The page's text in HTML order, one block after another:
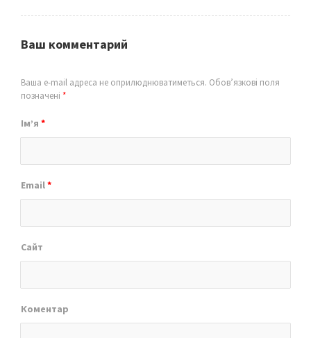
Ваш комментарий
Ваша e-mail адреса не оприлюднюватиметься. Обов’язкові поля
позначені *
Ім’я *
Email*
Сайт
Коментар